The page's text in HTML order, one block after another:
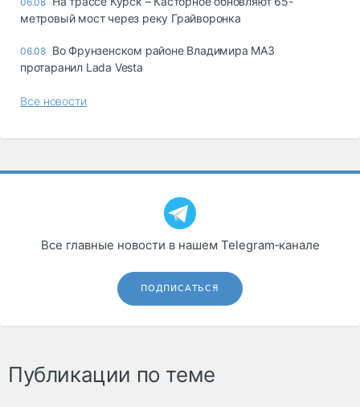
метровый мост через реку Грайворонка
06.08 Во Фрунзенском районе Владимира МАЗ
протаранил Lada Vesta
Все новости
Все главные новости в нашем Telegram‑канале
ПОДПИСАТЬСЯ
Публикации по теме